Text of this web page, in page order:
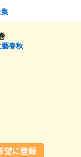
藝春秋